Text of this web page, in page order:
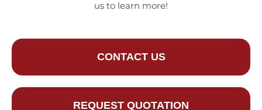
us to learn more!
CONTACT US
REQUEST QUOTATION